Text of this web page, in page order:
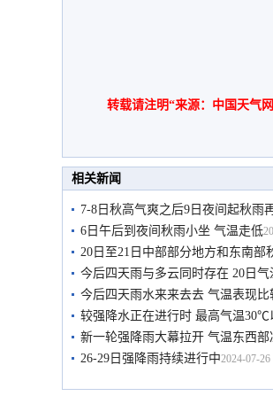
转载请注明“来源：中国天气网
相关新闻
7-8日秋高气爽之后9日夜间起秋雨
6日午后到夜间秋雨小坐 气温走低
20日至21日中部部分地方和东南部
今后四天雨与多云同时存在 20日气
今后四天雨水来来去去 气温表现比
较强降水正在进行时 最高气温30℃
新一轮强降雨大幕拉开 气温东西部
26-29日强降雨持续进行中2024-07-26